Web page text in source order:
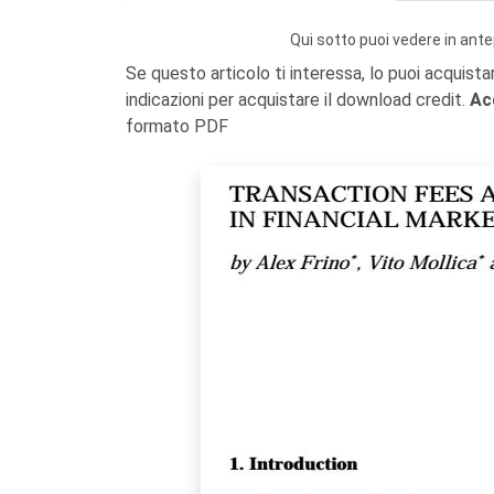
Qui sotto puoi vedere in
Se questo articolo ti interessa, lo puoi
indicazioni per acquistare il download credit.
formato PDF